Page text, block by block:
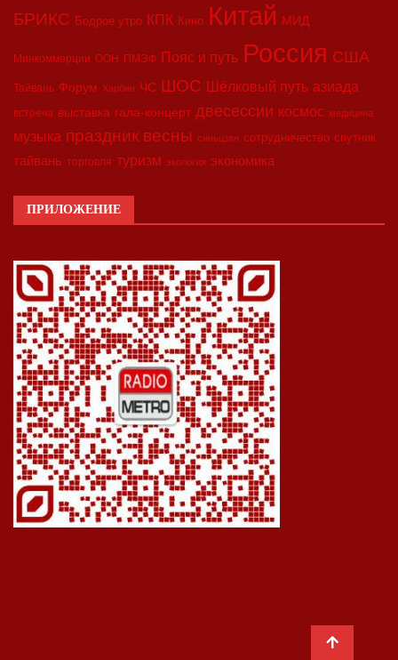
БРИКС Бодрое утро КПК Кино Китай МИД
Минкоммерции ООН ПМЭФ Пояс и путь Россия США
Тайвань Форум Харбин ЧС ШОС Шёлковый путь азиада
встреча выставка гала-концерт двесессии космос медицина
музыка праздник весны синьцзян сотрудничество спутник
тайвань торговля туризм экология экономика
ПРИЛОЖЕНИЕ